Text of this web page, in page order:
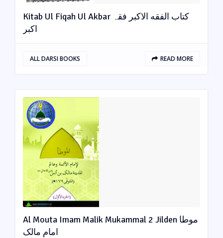
Kitab Ul Fiqah Ul Akbar کتاب الفقه الاکبر فقہ
اکبر
ALL DARSI BOOKS READ MORE
Al Mouta Imam Malik Mukammal 2 Jilden موطا
امام مالک